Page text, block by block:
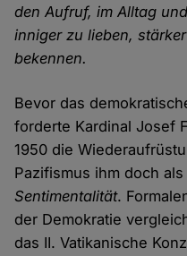
den Aufruf, im Alltag
inniger zu lieben,
bekennen.
Bevor das
forderte Kardinal Josef
1950 die
Pazifismus ihm doch als
Sentimentalität.
der Demokratie
das II. Vatikanische